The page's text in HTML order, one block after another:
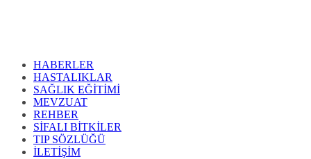
HABERLER
HASTALIKLAR
SAĞLIK EĞİTİMİ
MEVZUAT
REHBER
SİFALI BİTKİLER
TIP SÖZLÜĞÜ
İLETİŞİM